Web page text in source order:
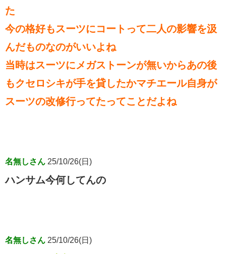
た
今の格好もスーツにコートって二人の影響を汲
んだものなのがいいよね
当時はスーツにメガストーンが無いからあの後
もクセロシキが手を貸したかマチエール自身が
スーツの改修行ってたってことだよね
名無しさん 25/10/26(日)
ハンサム今何してんの
名無しさん 25/10/26(日)